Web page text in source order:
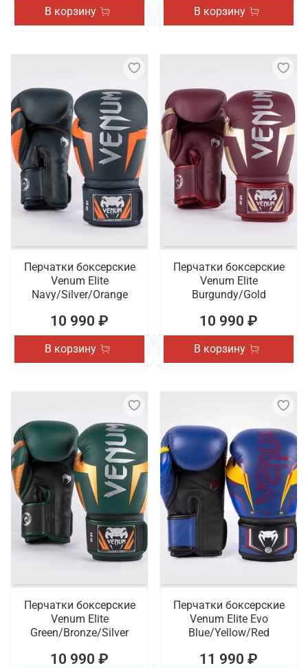
В корзину В корзину
Перчатки боксерские
Venum Elite
Navy/Silver/Orange
10 990 ₽
В корзину
Перчатки боксерские
Venum Elite
Burgundy/Gold
10 990 ₽
В корзину
Перчатки боксерские
Venum Elite
Green/Bronze/Silver
10 990 ₽
Перчатки боксерские
Venum Elite Evo
Blue/Yellow/Red
11 990 ₽